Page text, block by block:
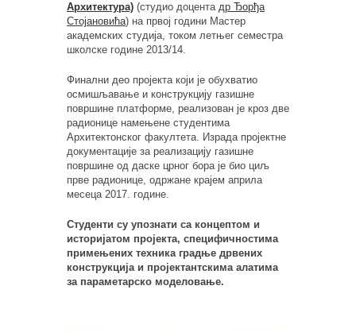
Архитектура) (студио доцента др Ђорђа
Стојановића) на првој години Мастер
академских студија, током летњег семестра
школске године 2013/14.
Финални део пројекта који је обухватио
осмишљавање и конструкцију газишне
површине платформе, реализован је кроз две
радионице намењене студентима
Архитектонског факултета. Израда пројектне
документације за реализацију газишне
површине од даске црног бора је био циљ
прве радионице, одржане крајем априла
месеца 2017. године.
Студенти су упознати са концептом и
историјатом пројекта, специфичностима
примењених техника градње дрвених
конструкција и пројектантскима алатима
за параметарско моделовање.